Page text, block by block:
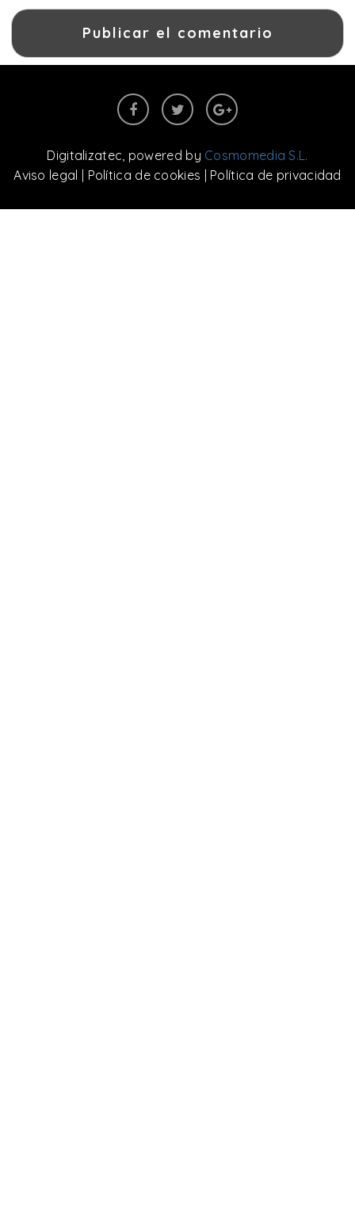
Digitalizatec , powered by Cosmomedia S.L.
Aviso legal | Política de cookies | Política de privacidad